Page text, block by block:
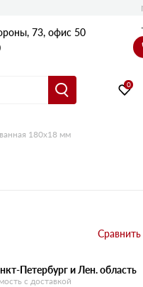
73, офис 50
0
180х18 мм
Петербург и Лен. область
с доставкой